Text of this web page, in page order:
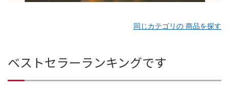
同じカテゴリの 商品を探す
ベストセラーランキングです